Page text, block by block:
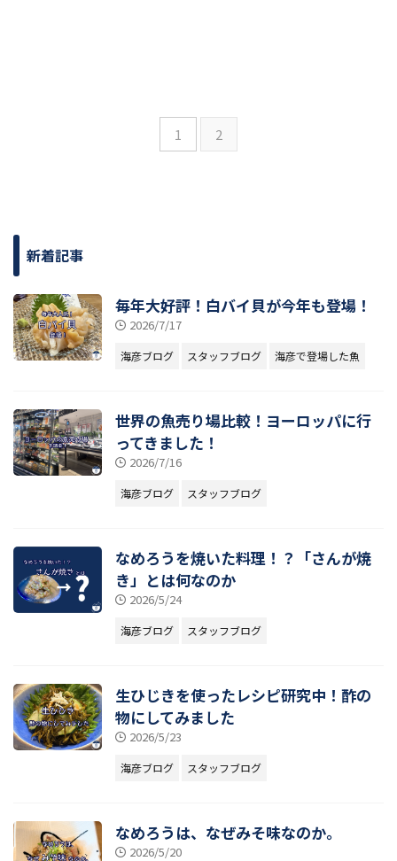
1 2
新着記事
毎年大好評！白バイ貝が今年も登場！
2026/7/17
海彦ブログ スタッフブログ 海彦で登場した魚
世界の魚売り場比較！ヨーロッパに行
ってきました！
2026/7/16
海彦ブログ スタッフブログ
なめろうを焼いた料理！？「さんが焼
き」とは何なのか
2026/5/24
海彦ブログ スタッフブログ
生ひじきを使ったレシピ研究中！酢の
物にしてみました
2026/5/23
海彦ブログ スタッフブログ
なめろうは、なぜみそ味なのか。
2026/5/20